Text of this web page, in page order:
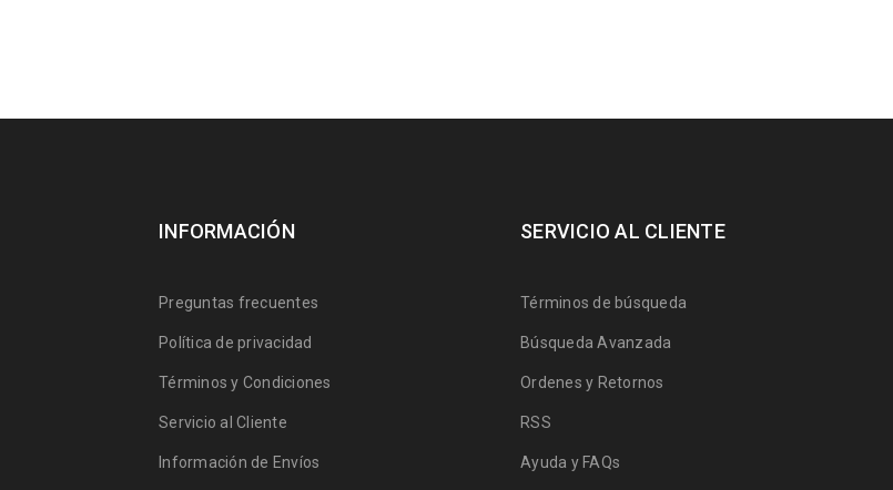
INFORMACIÓN
Preguntas frecuentes
Política de privacidad
Términos y Condiciones
Servicio al Cliente
Información de Envíos
SERVICIO AL CLIENTE
Términos de búsqueda
Búsqueda Avanzada
Ordenes y Retornos
RSS
Ayuda y FAQs